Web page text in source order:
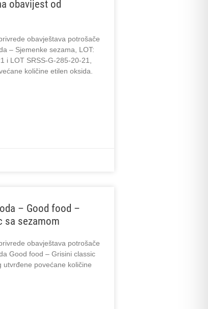
obavijest od
obavještava potrošače
– Sjemenke sezama, LOT:
i LOT SRSS-G-285-20-21,
količine etilen oksida.
– Good food –
sa sezamom
obavještava potrošače
Good food – Grisini classic
utvrđene povećane količine